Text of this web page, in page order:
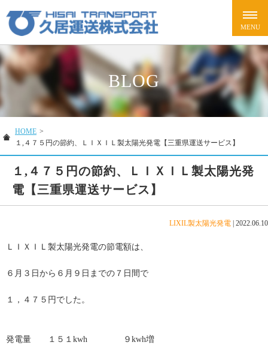
BLOG
HOME >
１,４７５円の節約、ＬＩＸＩＬ製太陽光発電【三重県運送サービス】
１,４７５円の節約、ＬＩＸＩＬ製太陽光発
電【三重県運送サービス】
LIXIL製太陽光発電 2022.06.10
ＬＩＸＩＬ製太陽光発電の節電額は、
６月３日から６月９日までの７日間で
１，４７５円でした。
発電量 １５１kwh ９kwh増